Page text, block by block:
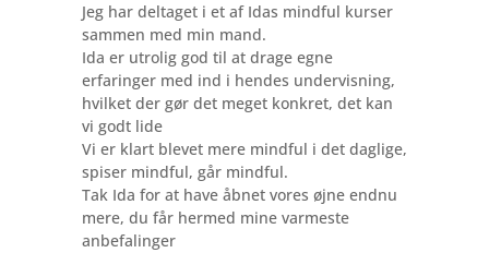
Jeg har deltaget i et af Idas mindful kurser
sammen med min mand.
Ida er utrolig god til at drage egne
erfaringer med ind i hendes undervisning,
hvilket der gør det meget konkret, det kan
vi godt lide
Vi er klart blevet mere mindful i det daglige,
spiser mindful, går mindful.
Tak Ida for at have åbnet vores øjne endnu
mere, du får hermed mine varmeste
anbefalinger